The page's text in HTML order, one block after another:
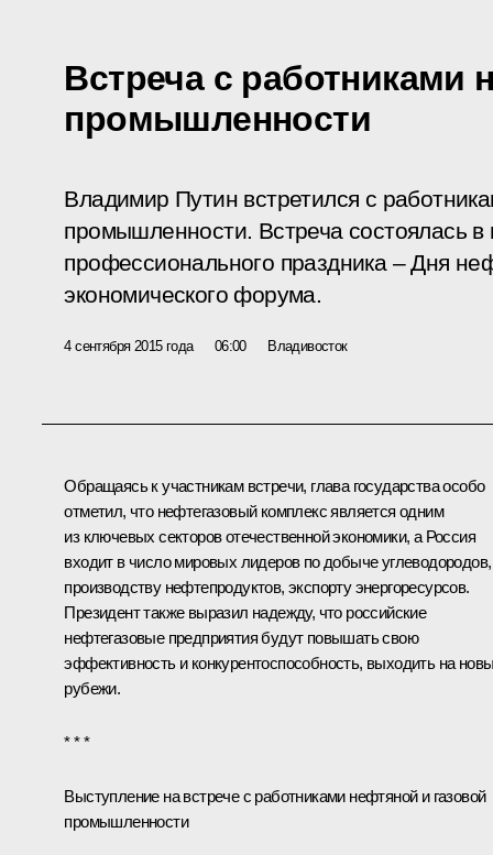
Встреча с работниками
промышленности
Владимир Путин встретился с
промышленности. Встреча состоялась в
профессионального праздника – Дня
экономического форума.
4 сентября 2015 года 06:00 Владивосток
Обращаясь к участникам встречи, глава государства особо
отметил, что нефтегазовый комплекс является одним
из ключевых секторов отечественной экономики, а Россия
входит в число мировых лидеров по добыче углеводородов,
производству нефтепродуктов, экспорту энергоресурсов.
Президент также выразил надежду, что российские
нефтегазовые предприятия будут повышать свою
эффективность и конкурентоспособность, выходить на
рубежи.
* * *
Выступление на встрече с работниками нефтяной и газовой
промышленности